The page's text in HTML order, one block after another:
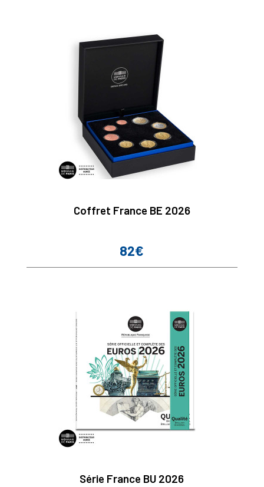
Coffret France BE 2026
Prix
82€
Série France BU 2026